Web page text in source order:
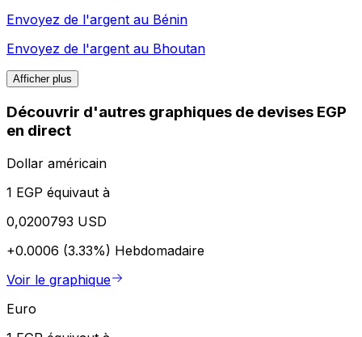
Envoyez de l'argent au Bénin
Envoyez de l'argent au Bhoutan
Afficher plus
Découvrir d'autres graphiques de devises EGP
en direct
Dollar américain
1 EGP équivaut à
0,0200793 USD
+0.0006 (3.33%) Hebdomadaire
Voir le graphique
Euro